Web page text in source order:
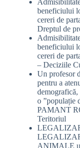
beneficiului
cereri de
Dreptul de
beneficiului
cereri de
– Deciziile
Un profesor
pentru a
demografică,
o ”populație
PAMANT
Teritoriul
ANIMALE